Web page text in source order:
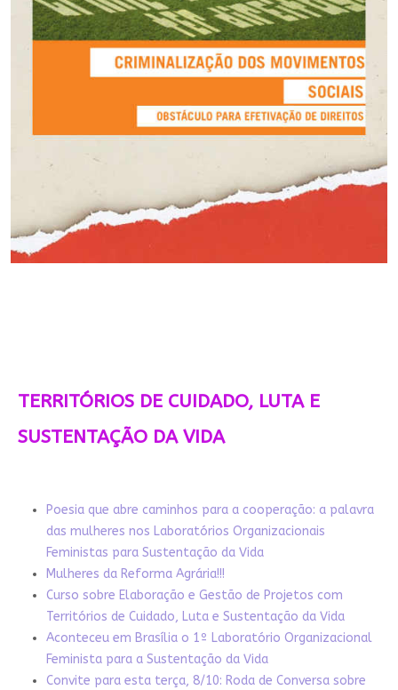
TERRITÓRIOS DE CUIDADO, LUTA E
SUSTENTAÇÃO DA VIDA
Poesia que abre caminhos para a cooperação: a palavra
das mulheres nos Laboratórios Organizacionais
Feministas para Sustentação da Vida
Mulheres da Reforma Agrária!!!
Curso sobre Elaboração e Gestão de Projetos com
Territórios de Cuidado, Luta e Sustentação da Vida
Aconteceu em Brasília o 1º Laboratório Organizacional
Feminista para a Sustentação da Vida
Convite para esta terça, 8/10: Roda de Conversa sobre